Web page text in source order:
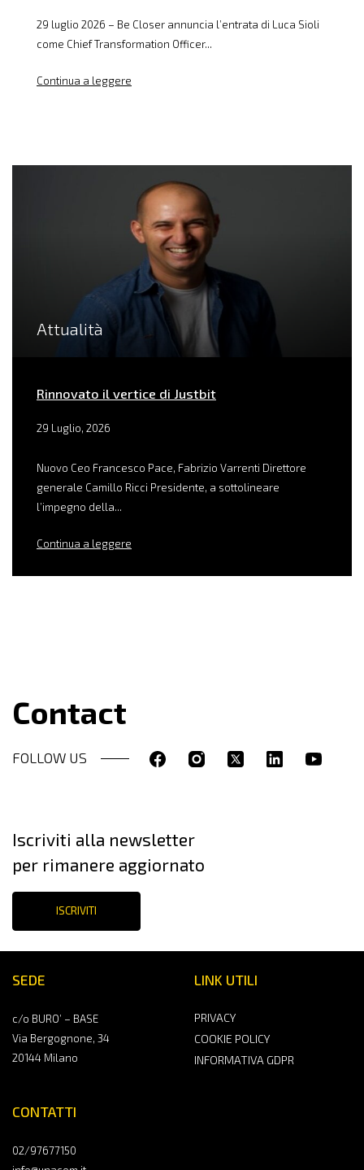
29 luglio 2026 – Be Closer annuncia l’entrata di Luca Sioli
come Chief Transformation Officer...
Continua a leggere
Attualità
Rinnovato il vertice di Justbit
29 Luglio, 2026
Nuovo Ceo Francesco Pace, Fabrizio Varrenti Direttore
generale Camillo Ricci Presidente, a sottolineare
l’impegno della...
Continua a leggere
Contact
FOLLOW US
SEDE
c/o BURO’ – BASE
Via Bergognone, 34
20144 Milano
CONTATTI
02/97677150
LINK UTILI
PRIVACY
COOKIE POLICY
INFORMATIVA GDPR
Iscriviti alla newsletter
per rimanere aggiornato
ISCRIVITI